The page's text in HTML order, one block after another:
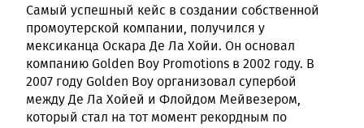
Самый успешный кейс в создании собственной
промоутерской компании, получился у
мексиканца Оскара Де Ла Хойи. Он основал
компанию Golden Boy Promotions в 2002 году. В
2007 году Golden Boy организовал супербой
между Де Ла Хойей и Флойдом Мейвезером,
который стал на тот момент рекордным по